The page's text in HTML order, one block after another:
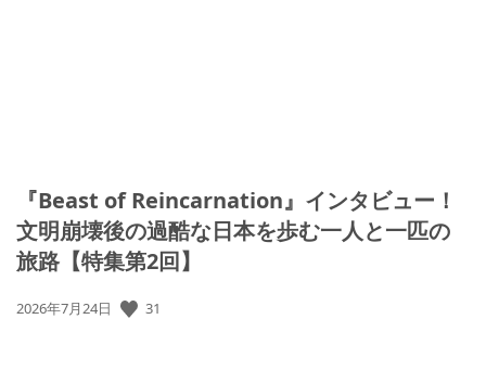
『Beast of Reincarnation』インタビュー！
文明崩壊後の過酷な日本を歩む一人と一匹の
旅路【特集第2回】
公
2026年7月24日 31